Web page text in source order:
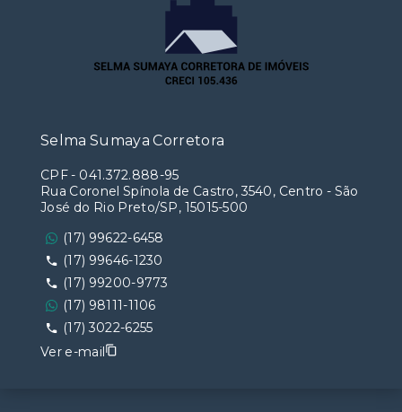
Selma Sumaya Corretora
CPF- 041.372.888-95
Rua Coronel Spínola de Castro, 3540, Centro - São
José do Rio Preto/SP, 15015-500
(17) 99622-6458
(17) 99646-1230
(17) 99200-9773
(17) 98111-1106
(17) 3022-6255
Ver e-mail